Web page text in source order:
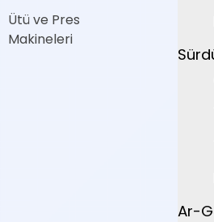
Ütü ve Pres
Makineleri
Ar-